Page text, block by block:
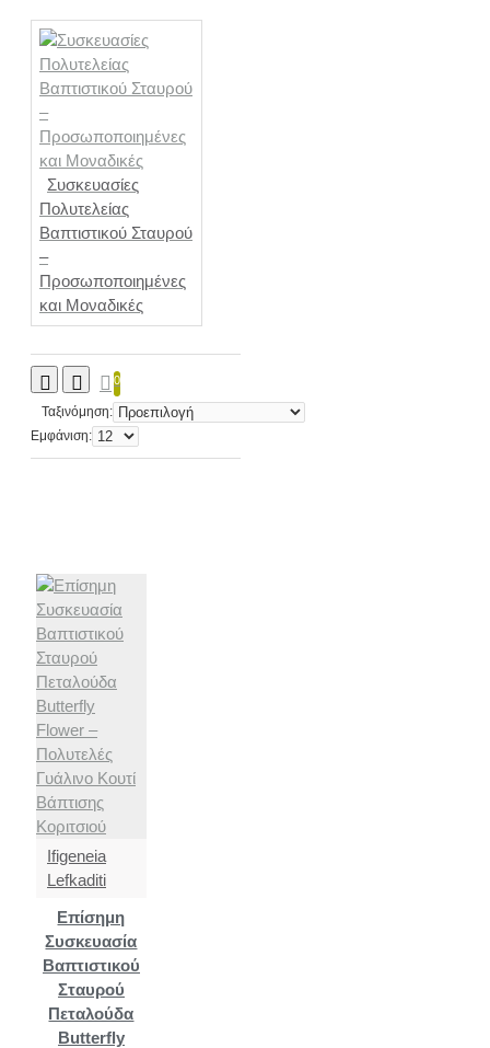
Συσκευασίες
Πολυτελείας
Βαπτιστικού Σταυρού
–
Προσωποποιημένες
και Μοναδικές
0
Ταξινόμηση:
Εμφάνιση:
Ifigeneia
Lefkaditi
Επίσημη
Συσκευασία
Βαπτιστικού
Σταυρού
Πεταλούδα
Butterfly